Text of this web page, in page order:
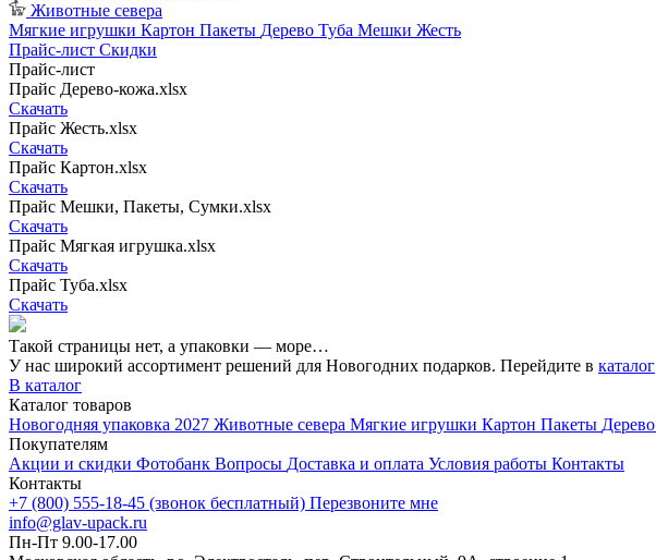
Животные севера
Мягкие игрушки Картон Пакеты Дерево Туба Мешки Жесть
Прайс-лист Скидки
Прайс-лист
Прайс Дерево-кожа.xlsx
Скачать
Прайс Жесть.xlsx
Скачать
Прайс Картон.xlsx
Скачать
Прайс Мешки, Пакеты, Сумки.xlsx
Скачать
Прайс Мягкая игрушка.xlsx
Скачать
Прайс Туба.xlsx
Скачать
Такой страницы нет, а упаковки — море…
У нас широкий ассортимент решений для Новогодних подарков. Перейдите в каталог
В каталог
Каталог товаров
Новогодняя упаковка 2027 Животные севера Мягкие игрушки Картон Пакеты Дерево
Покупателям
Акции и скидки Фотобанк Вопросы Доставка и оплата Условия работы Контакты
Контакты
+7 (800) 555-18-45 (звонок бесплатный) Перезвоните мне
info@glav-upack.ru
Пн-Пт 9.00-17.00